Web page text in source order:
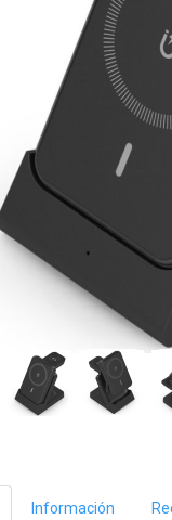
Información